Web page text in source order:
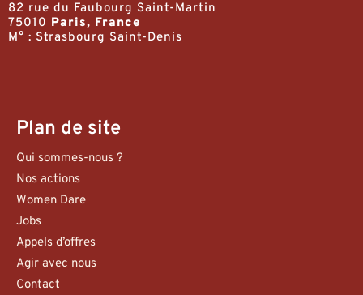
82 rue du Faubourg Saint-Martin
75010 Paris, France
M° : Strasbourg Saint-Denis
Plan de site
Qui sommes-nous ?
Nos actions
Women Dare
Jobs
Appels d’offres
Agir avec nous
Contact